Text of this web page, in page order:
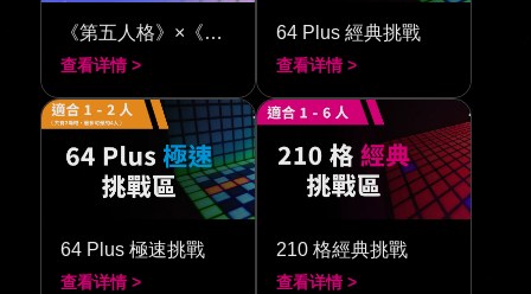
《第五人格》×《閃動格子 380》
查看详情 >
64 Plus 經典挑戰
查看详情 >
64 Plus 極速挑戰
查看详情 >
210 格經典挑戰
查看详情 >